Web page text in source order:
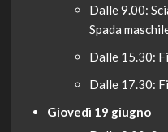
Dalle 9.00:
Spada
Dalle 15.30:
Dalle 17.30:
Giovedì 19 giugno